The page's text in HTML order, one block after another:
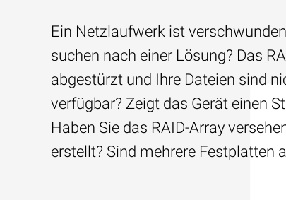
Ein Netzlaufwerk ist
suchen nach einer Lösung? Das
abgestürzt und Ihre Dateien sind
verfügbar? Zeigt das Gerät einen
Haben Sie das RAID-Array
erstellt? Sind mehrere Festplatten